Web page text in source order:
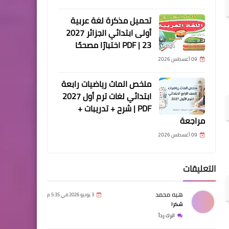
تحميل مذكرة لغة عربية
أولى ابتدائي الجزائر 2027
PDF | 23 اختبارًا مصححًا
09 أغسطس 2026
ملخص الماث رياضيات رابعة
ابتدائي لغات ترم أول 2027
PDF | شرح + تدريبات +
مراجعة
09 أغسطس 2026
التعليقات
هبه محمد 3 يونيو 2026 في 5:35 م
شكرا
اترك رداً